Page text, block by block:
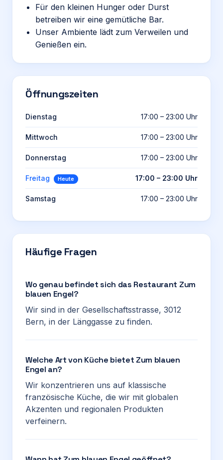
Für den kleinen Hunger oder Durst
betreiben wir eine gemütliche Bar.
Unser Ambiente lädt zum Verweilen und
Genießen ein.
Öffnungszeiten
Dienstag 17:00 – 23:00 Uhr
Mittwoch 17:00 – 23:00 Uhr
Donnerstag 17:00 – 23:00 Uhr
Freitag Heute 17:00 – 23:00 Uhr
Samstag 17:00 – 23:00 Uhr
Häufige Fragen
Wo genau befindet sich das Restaurant Zum
blauen Engel?
Wir sind in der Gesellschaftsstrasse, 3012
Bern, in der Länggasse zu finden.
Welche Art von Küche bietet Zum blauen
Engel an?
Wir konzentrieren uns auf klassische
französische Küche, die wir mit globalen
Akzenten und regionalen Produkten
verfeinern.